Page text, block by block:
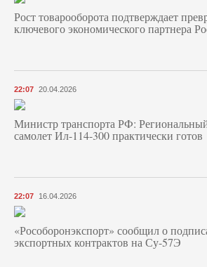
Рост товарооборота подтверждает
ключевого экономического партнера
22:07 20.04.2026
Министр транспорта РФ:
самолет Ил-114-300 практически готов
22:07 16.04.2026
«Рособоронэкспорт» сообщил о
экспортных контрактов на Су-57Э